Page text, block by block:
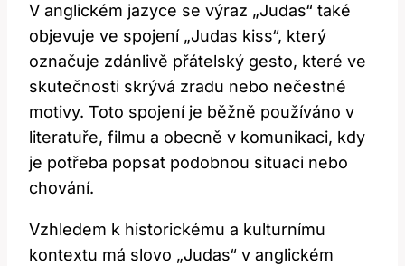
V anglickém jazyce se výraz „Judas“ také
objevuje ve spojení „Judas kiss“, který
označuje zdánlivě přátelský gesto, které ve
skutečnosti skrývá zradu nebo nečestné
motivy. Toto spojení je běžně používáno v
literatuře, filmu a obecně v komunikaci, kdy
je potřeba popsat podobnou situaci nebo
chování.
Vzhledem k historickému a kulturnímu
kontextu má slovo „Judas“ v anglickém